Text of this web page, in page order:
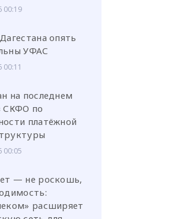
00:19
опять
УФАС
00:11
на последнем
СКФО по
платёжной
00:05
— не роскошь,
расширяет